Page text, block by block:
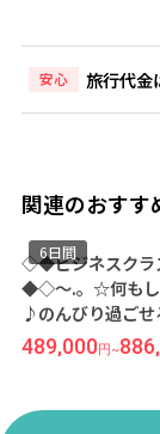
安心 旅行代金
関連のおすす
◇◆ビジネスクラ
◆◇～.。☆何もし
♪のんびり過ごせ
ゾート ランカウ
帯雨林に佇む隠れ
わう『ザ ダタイ
6日間
489,000円~